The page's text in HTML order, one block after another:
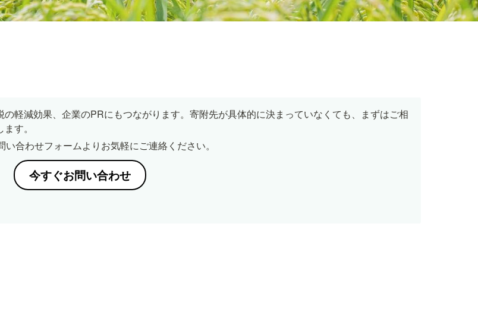
軽減効果、企業のPRにもつながります。寄附先が具体的に決まっていなくても、まずはご相
す。
合わせフォームよりお気軽にご連絡ください。
今すぐお問い合わせ